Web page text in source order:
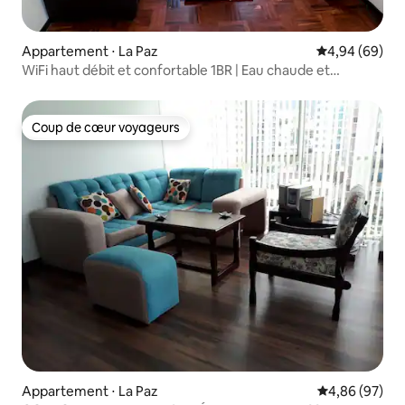
Appartement ⋅ La Paz Évaluation
4,94 (69)
WiFi haut débit et confortable 1BR | Eau chaude et
Coup de cœur voyageurs
Coup de cœur voyageurs
Appartement ⋅ La Paz Évaluation
4,86 (97)